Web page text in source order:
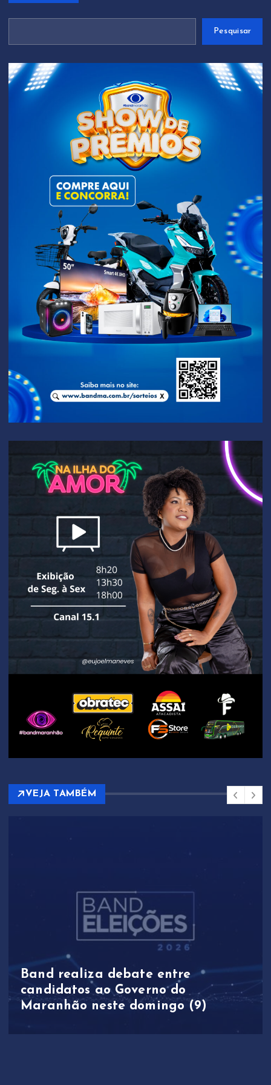
Pesquisar
VEJA TAMBÉM
Band realiza debate entre
candidatos ao Governo do
Maranhão neste domingo (9)